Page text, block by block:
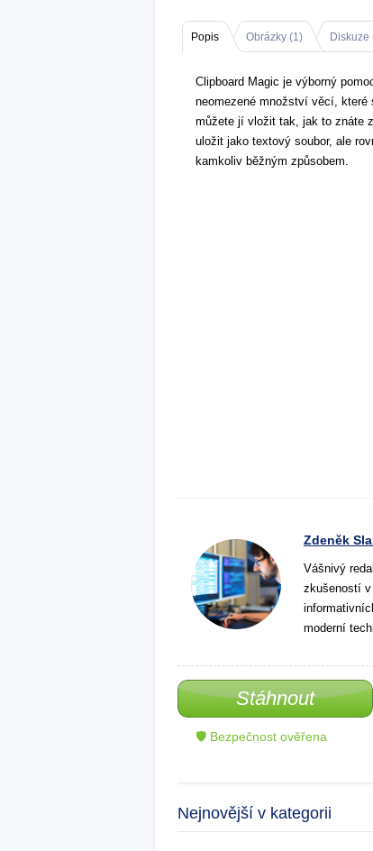
Popis Obrázky (1) Diskuze
Clipboard Magic je výborný
neomezené množství věcí,
můžete jí vložit tak, jak to znáte
uložit jako textový soubor, ale
kamkoliv běžným způsobem.
Zdeněk
Vášnivý
zkušeností
moderní
Stáhnout
🛡 Bezpečnost ověřena
Nejnovější v kategorii